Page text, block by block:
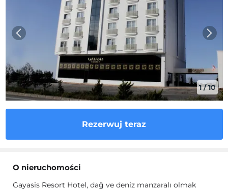
1/10
Rezerwuj teraz
O nieruchomości
Gayasis Resort Hotel, dağ ve deniz manzaralı olmak